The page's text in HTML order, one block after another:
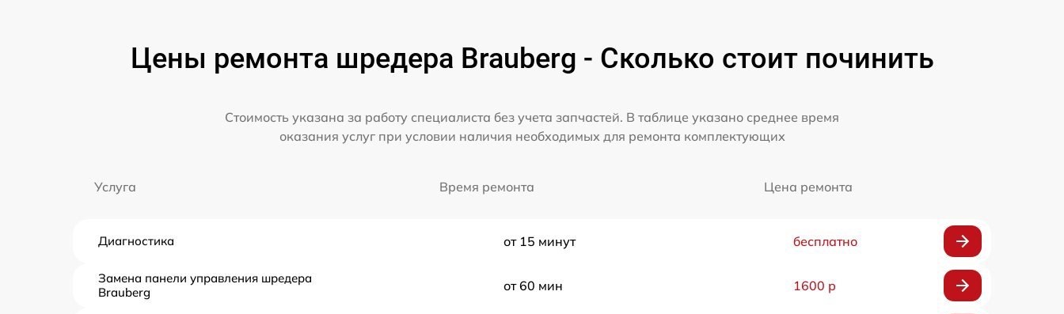
Цены ремонта шредера Brauberg - Сколько стоит починить
Стоимость указана за работу специалиста без учета запчастей. В таблице указано среднее время
оказания услуг при условии наличия необходимых для ремонта комплектующих
Услуга Время ремонта Цена ремонта
Диагностика от 15 минут бесплатно
Замена панели управления шредера
Brauberg
от 60 мин 1600 р